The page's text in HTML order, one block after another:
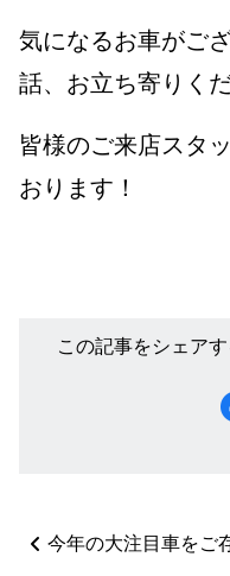
気になるお車がご
話、お立ち寄りく
皆様のご来店スタ
おります！
この記事をシェア
ー 今年の大注目車をご